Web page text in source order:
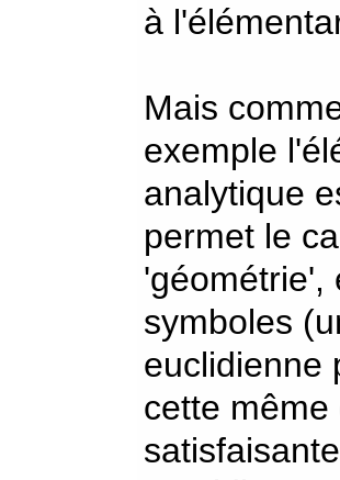
à
Mais
exemple
analytique
permet le
'géométrie',
symboles
euclidienne
cette